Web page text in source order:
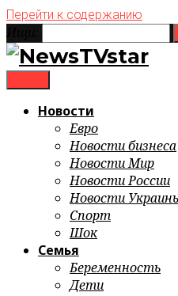
Перейти к содержанию
Новости
Евро
Новости бизнеса
Новости Мир
Новости России
Новости
Спорт
Шок
Семья
Беременность
Дети